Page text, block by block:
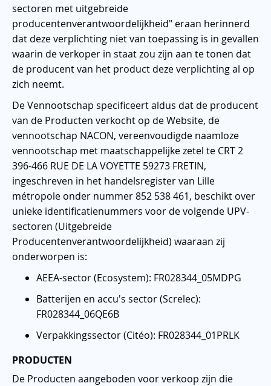
sectoren met uitgebreide
producentenverantwoordelijkheid" eraan herinnerd
dat deze verplichting niet van toepassing is in gevallen
waarin de verkoper in staat zou zijn aan te tonen dat
de producent van het product deze verplichting al op
zich neemt.
De Vennootschap specificeert aldus dat de producent
van de Producten verkocht op de Website, de
vennootschap NACON, vereenvoudigde naamloze
vennootschap met maatschappelijke zetel te CRT 2
396-466 RUE DE LA VOYETTE 59273 FRETIN,
ingeschreven in het handelsregister van Lille
métropole onder nummer 852 538 461, beschikt over
unieke identificatienummers voor de volgende UPV-
sectoren (Uitgebreide
Producentenverantwoordelijkheid) waaraan zij
onderworpen is:
AEEA-sector (Ecosystem): FR028344_05MDPG
Batterijen en accu's sector (Screlec):
FR028344_06QE6B
Verpakkingssector (Citéo): FR028344_01PRLK
PRODUCTEN
De Producten aangeboden voor verkoop zijn die